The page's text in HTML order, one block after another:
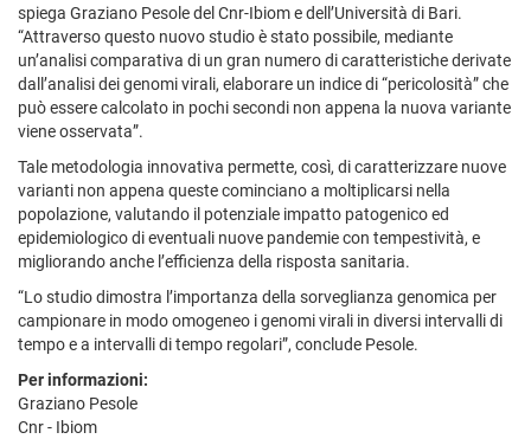
spiega Graziano Pesole del Cnr-Ibiom e dell’Università di Bari.
“Attraverso questo nuovo studio è stato possibile, mediante
un’analisi comparativa di un gran numero di caratteristiche derivate
dall’analisi dei genomi virali, elaborare un indice di “pericolosità” che
può essere calcolato in pochi secondi non appena la nuova variante
viene osservata”.
Tale metodologia innovativa permette, così, di caratterizzare nuove
varianti non appena queste cominciano a moltiplicarsi nella
popolazione, valutando il potenziale impatto patogenico ed
epidemiologico di eventuali nuove pandemie con tempestività, e
migliorando anche l’efficienza della risposta sanitaria.
“Lo studio dimostra l’importanza della sorveglianza genomica per
campionare in modo omogeneo i genomi virali in diversi intervalli di
tempo e a intervalli di tempo regolari”, conclude Pesole.
Per informazioni:
Graziano Pesole
Cnr - Ibiom